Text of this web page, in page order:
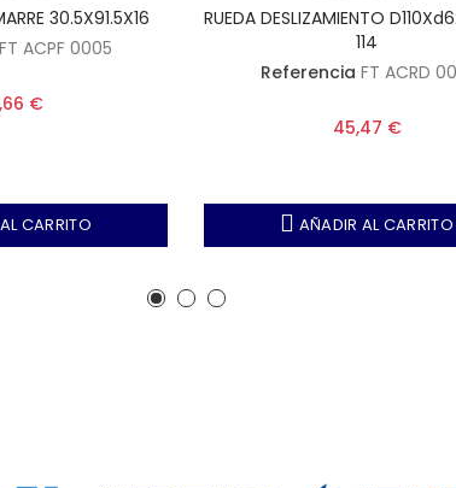
30.5X91.5X16
FT ACPF 0005
€
CARRITO
RUEDA DESLIZAMIENTO
114
Referencia FT ACRD
45,47 €
AÑADIR AL CARRITO